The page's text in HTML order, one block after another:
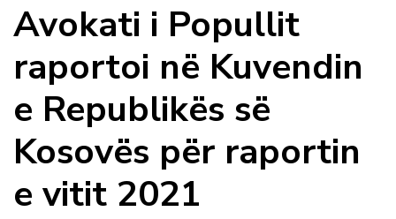
Avokati i Popullit
raportoi në Kuvendin
e Republikës së
Kosovës për raportin
e vitit 2021